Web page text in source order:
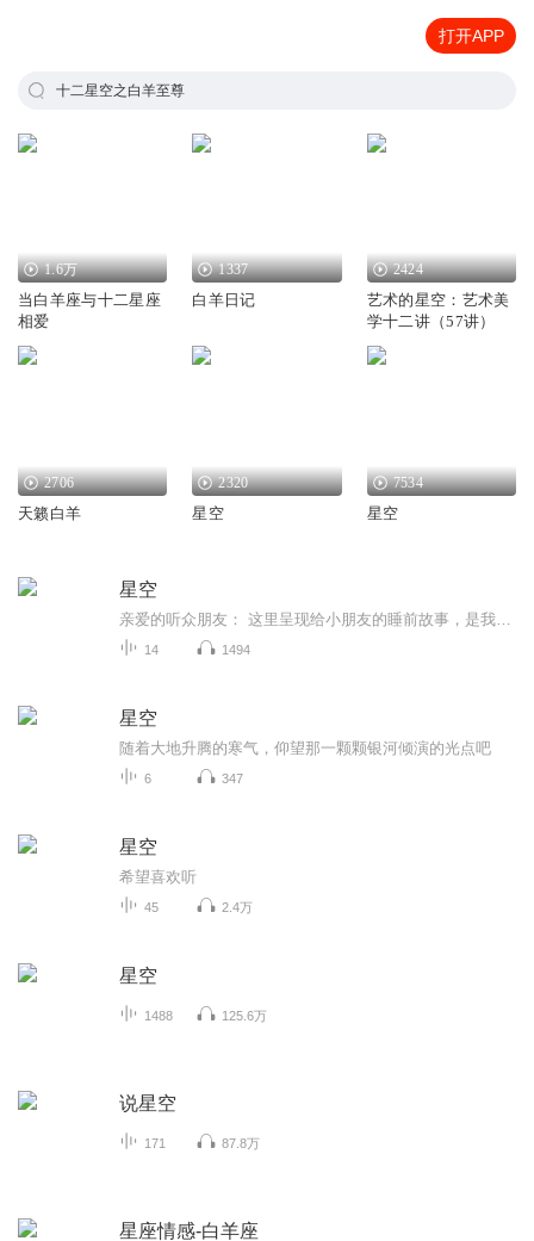
打开APP
十二星空之白羊至尊
1.6万
当白羊座与十二星座
相爱
1337
白羊日记
2424
艺术的星空：艺术美
学十二讲（57讲）
2706
天籁白羊
2320
星空
7534
星空
星空
14 1494
星空
随着大地升腾的寒气，仰望那一颗颗银河倾演的光点吧
6 347
星空
希望喜欢听
45 2.4万
星空
1488 125.6万
说星空
171 87.8万
星座情感-白羊座